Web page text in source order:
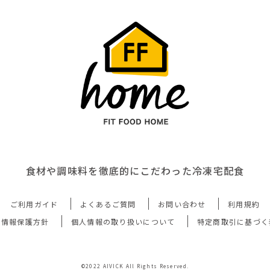
食材や調味料を徹底的にこだわった冷凍宅配食
ご利用ガイド よくあるご質問 お問い合わせ
利用規約
報保護方針
個人情報の取り扱いについて 特定商取引に基づ
©2022 AIVICK All Rights Reserved.